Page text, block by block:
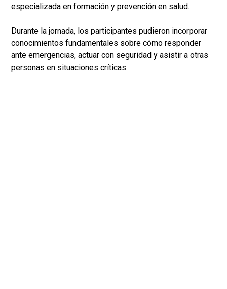
especializada en formación y prevención en salud.
Durante la jornada, los participantes pudieron incorporar
conocimientos fundamentales sobre cómo responder
ante emergencias, actuar con seguridad y asistir a otras
personas en situaciones críticas.